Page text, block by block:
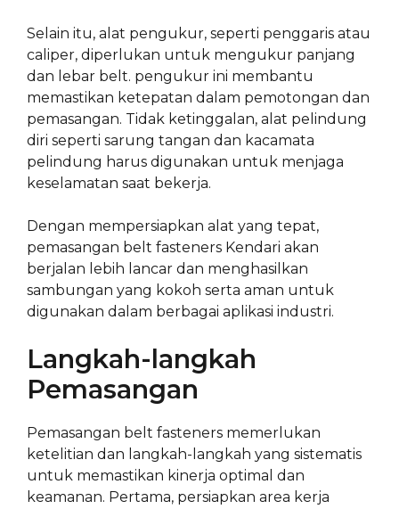
Selain itu, alat pengukur, seperti penggaris atau
caliper, diperlukan untuk mengukur panjang
dan lebar belt. pengukur ini membantu
memastikan ketepatan dalam pemotongan dan
pemasangan. Tidak ketinggalan, alat pelindung
diri seperti sarung tangan dan kacamata
pelindung harus digunakan untuk menjaga
keselamatan saat bekerja.
Dengan mempersiapkan alat yang tepat,
pemasangan belt fasteners Kendari akan
berjalan lebih lancar dan menghasilkan
sambungan yang kokoh serta aman untuk
digunakan dalam berbagai aplikasi industri.
Langkah-langkah
Pemasangan
Pemasangan belt fasteners memerlukan
ketelitian dan langkah-langkah yang sistematis
untuk memastikan kinerja optimal dan
keamanan. Pertama, persiapkan area kerja